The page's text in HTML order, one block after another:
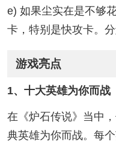
e) 如果尘实在是不够
卡，特别是快攻卡。分
游戏亮点
1、十大英雄为你而战
在《炉石传说》当中
典英雄为你而战。每